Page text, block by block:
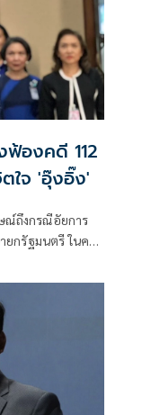
องคดี 112
ใจ 'อุ๊งอิ๊ง'
ณ์ถึงกรณีอัยการ
กรัฐมนตรี ในคดี
ามกำหนดนัด